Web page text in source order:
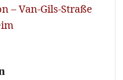
– Van-Gils-Straße